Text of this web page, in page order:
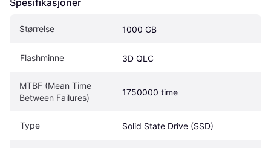
Størrelse 1000 GB
Flashminne 3D QLC
MTBF (Mean Time
Between Failures)
1750000 time
Type Solid State Drive (SSD)